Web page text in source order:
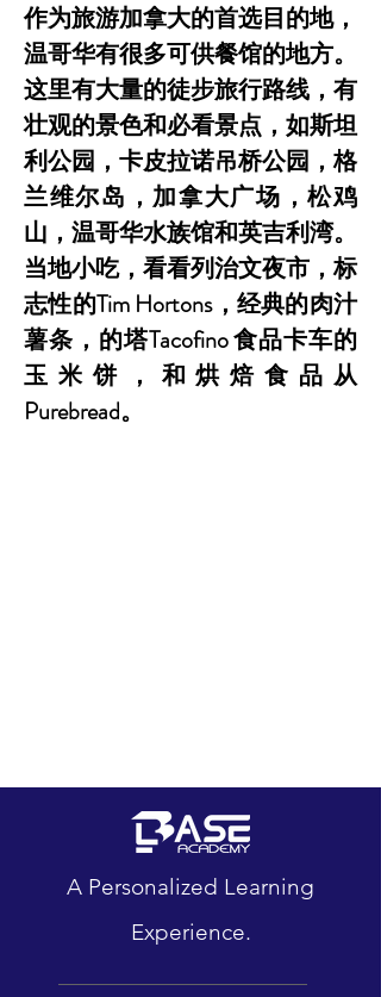
作为旅游加拿大的首选目的地，
温哥华有很多可供餐馆的地方。
这里有大量的徒步旅行路线，有
壮观的景色和必看景点，如斯坦
利公园，卡皮拉诺吊桥公园，格
兰维尔岛，加拿大广场，松鸡
山，温哥华水族馆和英吉利湾。
当地小吃，看看列治文夜市，标
志性的Tim Hortons，经典的肉汁
薯条，的塔Tacofino 食品卡车的
玉米饼，和烘焙食品从
Purebread。
A Personalized Learning
Experience.